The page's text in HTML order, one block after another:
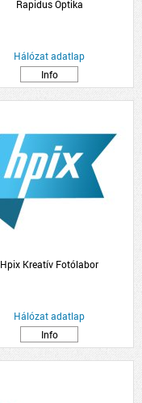
Rapidus Optika
Hálózat adatlap
Info
Hpix Kreatív Fotólabor
Hálózat adatlap
Info